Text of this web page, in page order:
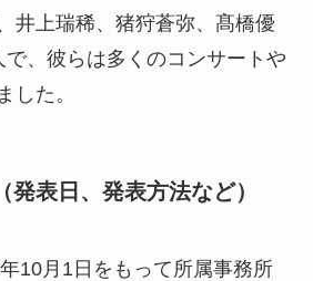
井上瑞稀、猪狩蒼弥、髙橋優
、彼らは多くのコンサートや
した。
発表日、発表方法など）
10月1日をもって所属事務所